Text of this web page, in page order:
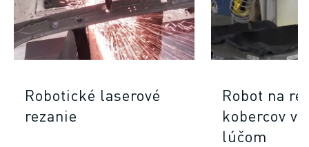
Robotické laserové
rezanie
Robot na
kobercov
lúčom